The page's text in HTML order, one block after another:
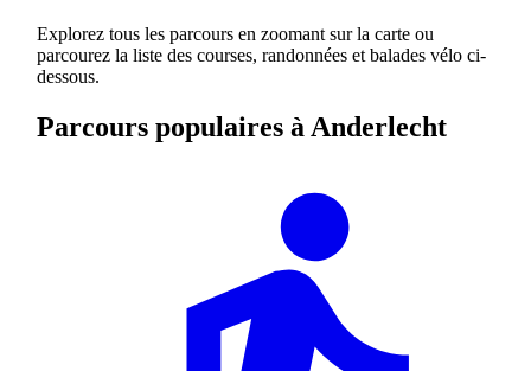
Explorez tous les parcours en zoomant sur la carte ou
parcourez la liste des courses, randonnées et balades vélo ci-
dessous.
Parcours populaires à Anderlecht